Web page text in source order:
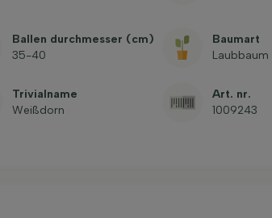
Ballen durchmesser (cm)
35-40
Baumart
Laubbaum
Trivialname
Weißdorn
Art. nr.
1009243